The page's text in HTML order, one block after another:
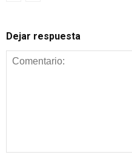
Dejar respuesta